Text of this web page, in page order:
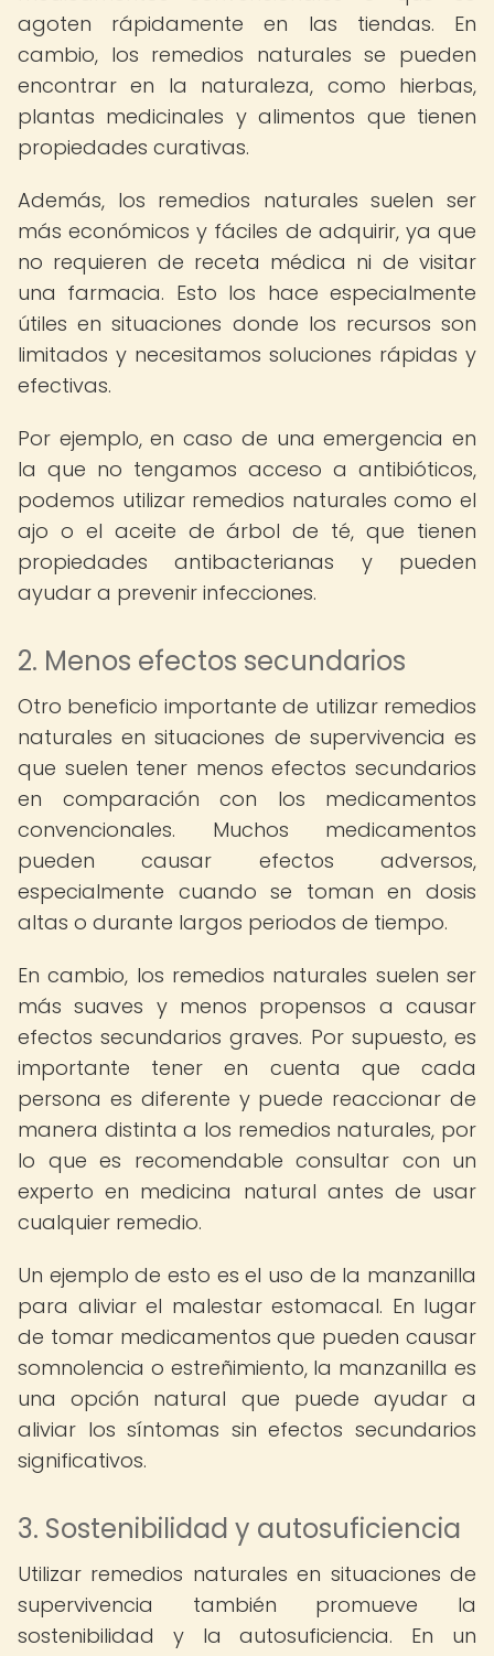
agoten rápidamente en las tiendas. En
cambio, los remedios naturales se pueden
encontrar en la naturaleza, como hierbas,
plantas medicinales y alimentos que tienen
propiedades curativas.
Además, los remedios naturales suelen ser
más económicos y fáciles de adquirir, ya que
no requieren de receta médica ni de visitar
una farmacia. Esto los hace especialmente
útiles en situaciones donde los recursos son
limitados y necesitamos soluciones rápidas y
efectivas.
Por ejemplo, en caso de una emergencia en
la que no tengamos acceso a antibióticos,
podemos utilizar remedios naturales como el
ajo o el aceite de árbol de té, que tienen
propiedades antibacterianas y pueden
ayudar a prevenir infecciones.
2. Menos efectos secundarios
Otro beneficio importante de utilizar remedios
naturales en situaciones de supervivencia es
que suelen tener menos efectos secundarios
en comparación con los medicamentos
convencionales. Muchos medicamentos
pueden causar efectos adversos,
especialmente cuando se toman en dosis
altas o durante largos periodos de tiempo.
En cambio, los remedios naturales suelen ser
más suaves y menos propensos a causar
efectos secundarios graves. Por supuesto, es
importante tener en cuenta que cada
persona es diferente y puede reaccionar de
manera distinta a los remedios naturales, por
lo que es recomendable consultar con un
experto en medicina natural antes de usar
cualquier remedio.
Un ejemplo de esto es el uso de la manzanilla
para aliviar el malestar estomacal. En lugar
de tomar medicamentos que pueden causar
somnolencia o estreñimiento, la manzanilla es
una opción natural que puede ayudar a
aliviar los síntomas sin efectos secundarios
significativos.
3. Sostenibilidad y autosuficiencia
Utilizar remedios naturales en situaciones de
supervivencia también promueve la
sostenibilidad y la autosuficiencia. En un